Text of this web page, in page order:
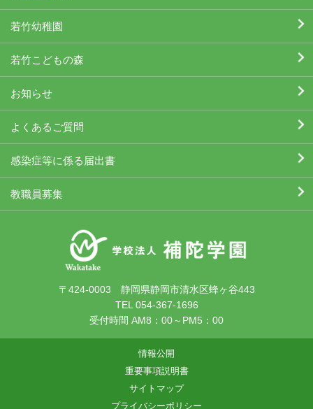
若竹幼稚園
若竹こどもの森
お知らせ
よくあるご質問
感染症等に係る届出書
教職員募集
〒424-0003 静岡県静岡市清水区蜂ヶ谷443
TEL 054-367-1696
受付時間 AM8：00～PM5：00
情報公開
重要事項説明書
サイトマップ
プライバシーポリシー